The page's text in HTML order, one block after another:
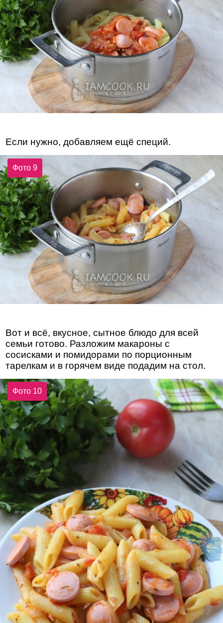
Если нужно, добавляем ещё специй.
Фото 9
Вот и всё, вкусное, сытное блюдо для всей
семьи готово. Разложим макароны с
сосисками и помидорами по порционным
тарелкам и в горячем виде подадим на стол.
Фото 10